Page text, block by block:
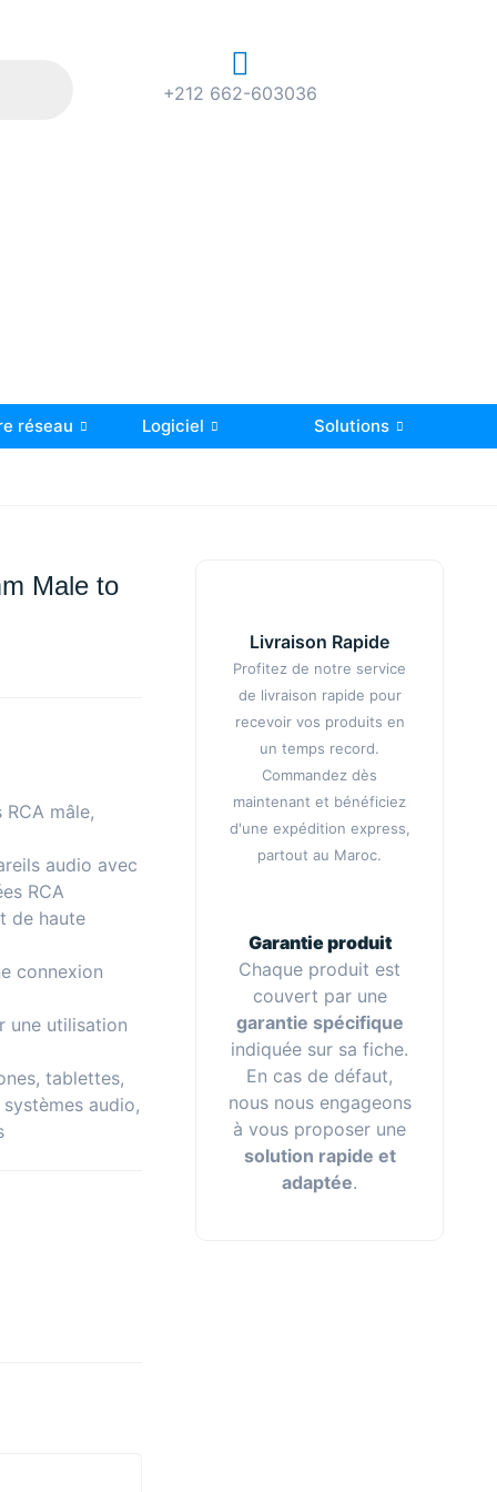
+212 662-603036
réseau Logiciel Solutions
Male to
mâle,
audio avec
RCA
de haute
connexion
une utilisation
tablettes,
audio,
Livraison Rapide
Profitez de notre service
de livraison rapide pour
recevoir vos produits en
un temps record.
Commandez dès
maintenant et bénéficiez
d'une expédition express,
partout au Maroc.
Garantie produit
Chaque produit est
couvert par une
garantie spécifique
indiquée sur sa fiche.
En cas de défaut,
nous nous engageons
à vous proposer une
solution rapide et
adaptée.